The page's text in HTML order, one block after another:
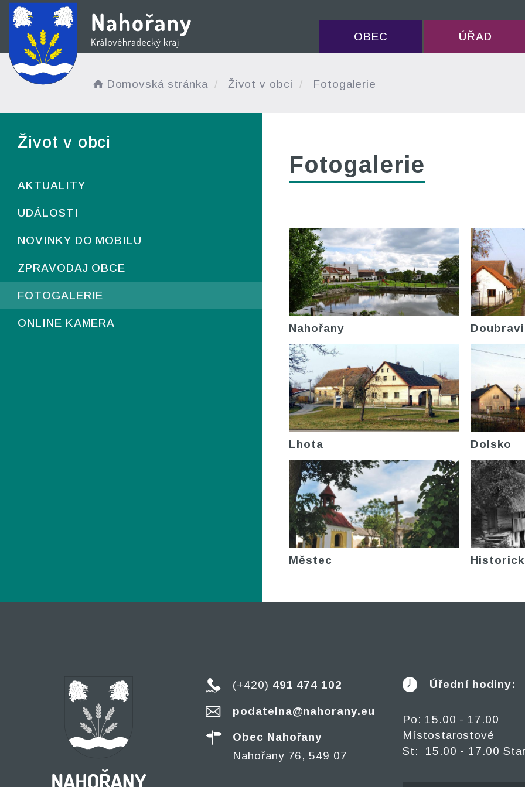
OBEC ÚŘAD
Domovská stránka Život v obci Fotogalerie
Život v obci
AKTUALITY
UDÁLOSTI
NOVINKY DO MOBILU
ZPRAVODAJ OBCE
FOTOGALERIE
ONLINE KAMERA
Fotogalerie
Nahořany
Lhota Dolsko
Městec
(+420) 491 474 102
podatelna@nahorany.eu
Obec Nahořany
Nahořany 76, 549 07
Úřední hodiny:
Po: 15.00 - 17.00
Místostarostové
St: 15.00 - 17.00